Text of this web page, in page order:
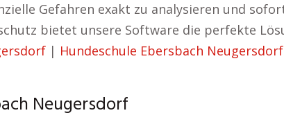
Gefahren exakt zu analysieren und
bietet unsere Software die perfekte
| Hundeschule Ebersbach Neugersdorf
Neugersdorf